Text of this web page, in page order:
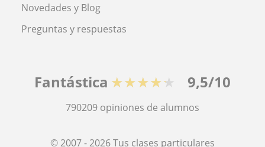
Novedades y Blog
Preguntas y respuestas
Fantástica ★★★★★ 9,5/10
790209 opiniones de alumnos
© 2007 - 2026 Tus clases particulares